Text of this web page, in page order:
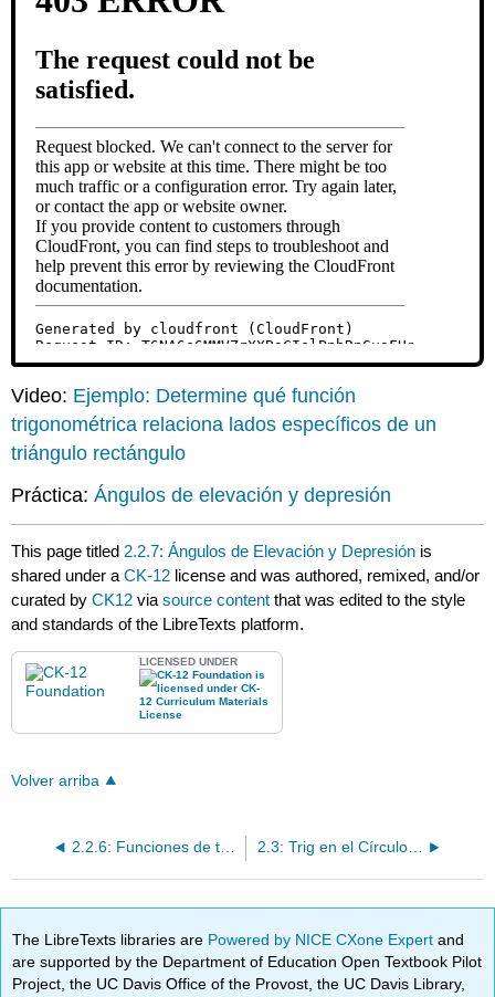
Video: Ejemplo: Determine qué función
trigonométrica relaciona lados específicos de un
triángulo rectángulo
Práctica:Ángulos de elevación y depresión
This page titled 2.2.7: Ángulos de Elevación y Depresión is
shared under aCK-12 license and was authored, remixed, and/or
curated byCK12 viasource content that was edited to the style
and standards of the LibreTexts platform.
LICENSED UNDER
Volver arriba
2.2.6: Funciones de trigonometría inversa usando álgebra 2.3: Trig en el Círculo de Unidades
The LibreTexts libraries are Powered by NICE CXone Expertand
are supported by the Department of Education Open Textbook Pilot
Project, the UC Davis Office of the Provost, the UC Davis Library,